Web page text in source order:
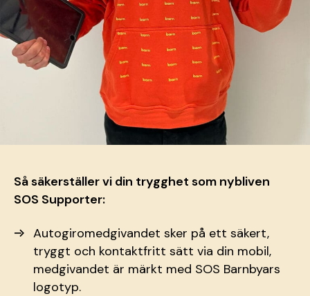
Så säkerställer vi din trygghet som nybliven
SOS Supporter:
Autogiromedgivandet sker på ett säkert,
tryggt och kontaktfritt sätt via din mobil,
medgivandet är märkt med SOS Barnbyars
logotyp.